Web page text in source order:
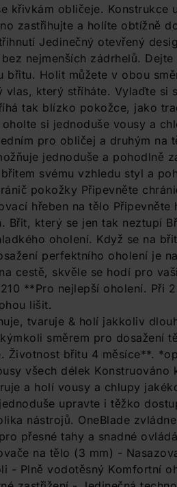
křivkám obličeje. Konstrukce
zastřihujte a holíte obtížně
Jedinečný otevřený
nejmenších zádrhelů.
břitu. Holit můžete v obou
vlas, který stříháte. Vylaďte si
tak blízko pokožce, jako
si jednoduše vousy a
pro obličej a druhým na
jednoduše a pohodlně
svému vzhledu styl a
pokožky Připevněte
hřeben na tělo
Břit, který se jen tak neztupí
oholení. Když se na
perfektního oholení je
cestě, skvěle se hodí pro
**Pro nejlepší oholení. Při
lišit.
tvaruje & holí jakkoliv
směrem pro dosažení
Životnost břitu 4 měsíce**.
všech délek
a holí vousy a chlupy
upravte i těžko
nástrojů. OneBlade
přesné tahy a snadné
na tělo (3 mm) -
- Plně vodotěsný Komfortní